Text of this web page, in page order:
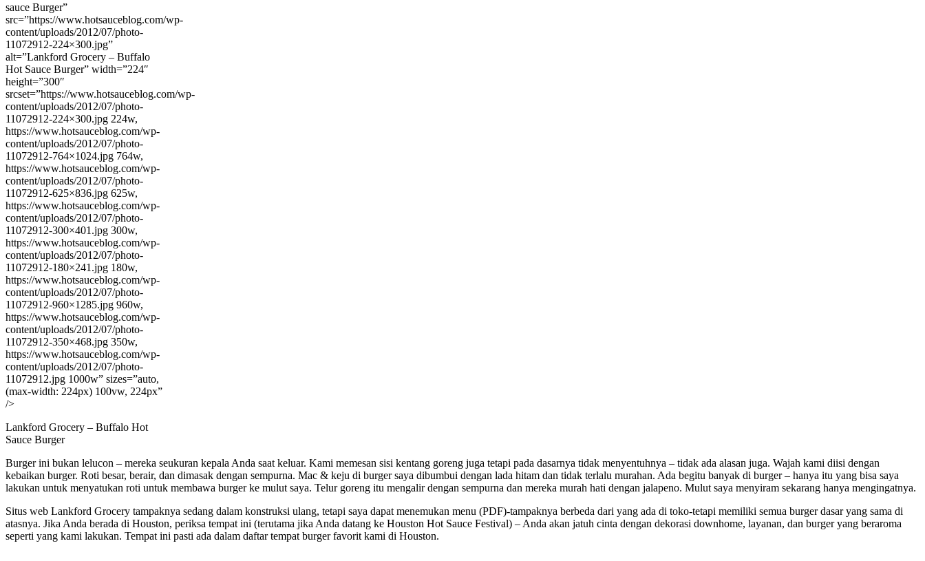
sauce Burger”
src=”https://www.hotsauceblog.com/wp-
content/uploads/2012/07/photo-
11072912-224×300.jpg”
alt=”Lankford Grocery – Buffalo
Hot Sauce Burger” width=”224″
height=”300″
srcset=”https://www.hotsauceblog.com/wp-
content/uploads/2012/07/photo-
11072912-224×300.jpg 224w,
https://www.hotsauceblog.com/wp-
content/uploads/2012/07/photo-
11072912-764×1024.jpg 764w,
https://www.hotsauceblog.com/wp-
content/uploads/2012/07/photo-
11072912-625×836.jpg 625w,
https://www.hotsauceblog.com/wp-
content/uploads/2012/07/photo-
11072912-300×401.jpg 300w,
https://www.hotsauceblog.com/wp-
content/uploads/2012/07/photo-
11072912-180×241.jpg 180w,
https://www.hotsauceblog.com/wp-
content/uploads/2012/07/photo-
11072912-960×1285.jpg 960w,
https://www.hotsauceblog.com/wp-
content/uploads/2012/07/photo-
11072912-350×468.jpg 350w,
https://www.hotsauceblog.com/wp-
content/uploads/2012/07/photo-
11072912.jpg 1000w” sizes=”auto,
(max-width: 224px) 100vw, 224px”
/>
Lankford Grocery – Buffalo Hot
Sauce Burger
Burger ini bukan lelucon – mereka seukuran kepala Anda saat keluar. Kami memesan sisi kentang goreng juga tetapi pada dasarnya tidak menyentuhnya – tidak ada alasan juga. Wajah kami diisi dengan
kebaikan burger. Roti besar, berair, dan dimasak dengan sempurna. Mac & keju di burger saya dibumbui dengan lada hitam dan tidak terlalu murahan. Ada begitu banyak di burger – hanya itu yang bisa saya
lakukan untuk menyatukan roti untuk membawa burger ke mulut saya. Telur goreng itu mengalir dengan sempurna dan mereka murah hati dengan jalapeno. Mulut saya menyiram sekarang hanya mengingatnya.
Situs web Lankford Grocery tampaknya sedang dalam konstruksi ulang, tetapi saya dapat menemukan menu (PDF)-tampaknya berbeda dari yang ada di toko-tetapi memiliki semua burger dasar yang sama di
atasnya. Jika Anda berada di Houston, periksa tempat ini (terutama jika Anda datang ke Houston Hot Sauce Festival) – Anda akan jatuh cinta dengan dekorasi downhome, layanan, dan burger yang beraroma
seperti yang kami lakukan. Tempat ini pasti ada dalam daftar tempat burger favorit kami di Houston.